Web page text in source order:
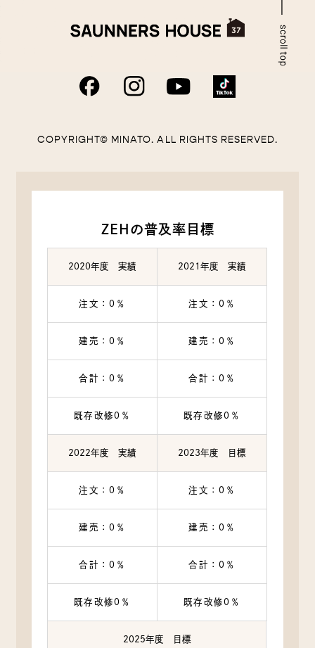
COPYRIGHT© MINATO. ALL RIGHTS RESERVED.
ZEHの普及率目標
2020年度 実績 2021年度 実績
注文：0％ 注文：0％
建売：0％ 建売：0％
合計：0％ 合計：0％
既存改修0％ 既存改修0％
2022年度 実績 2023年度 目標
注文：0％ 注文：0％
建売：0％ 建売：0％
合計：0％ 合計：0％
既存改修0％ 既存改修0％
2025年度 目標